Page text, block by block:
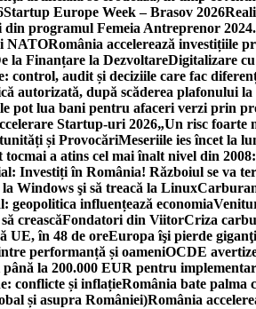
Startup Europe Week – Brasov 2026
din programul Femeia Antreprenor
NATORomânia accelerează investițiile
la Finanțare la DezvoltareDigitalizare
control, audit și deciziile care fac
autorizată, după scăderea plafonului
pot lua bani pentru afaceri verzi prin
Startup-uri 2026„Un risc foarte
și ProvocăriMeseriile ies încet la
a atins cel mai înalt nivel din
Investiți în România! Războiul se va
Windows şi să treacă la Linux
geopolitica influențează economia
creascăFondatori din ViitorCriza
UE, în 48 de oreEuropa îşi pierde
performanță și oameniOCDE
la 200.000 EUR pentru
conflicte și inflațieRomânia bate palma
și asupra României)România